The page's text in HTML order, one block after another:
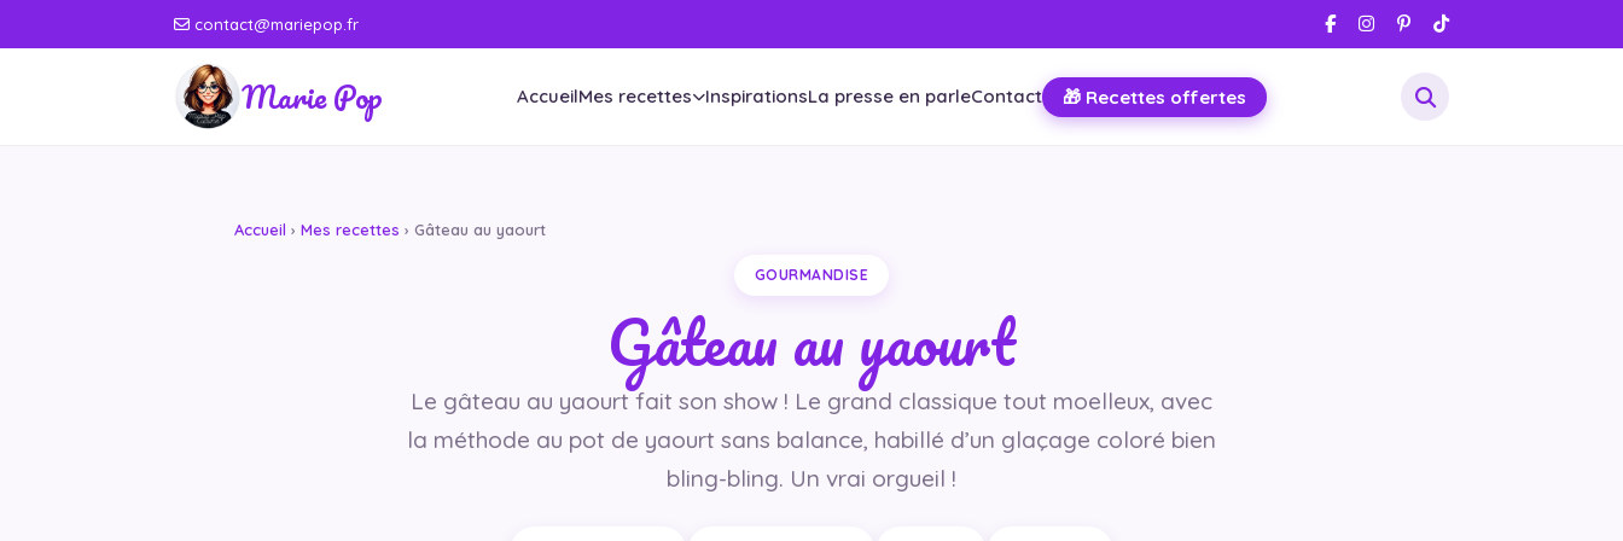
contact@mariepop.fr
Marie Pop AccueilMes recettes InspirationsLa presse en parleContact 🎁 Recettes offertes
Accueil › Mes recettes › Gâteau au yaourt
GOURMANDISE
Gâteau au yaourt
Le gâteau au yaourt fait son show ! Le grand classique tout moelleux, avec
la méthode au pot de yaourt sans balance, habillé d’un glaçage coloré bien
bling-bling. Un vrai orgueil !